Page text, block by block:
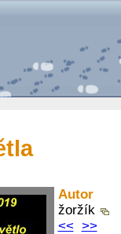
Autor
žoržík
<< >>